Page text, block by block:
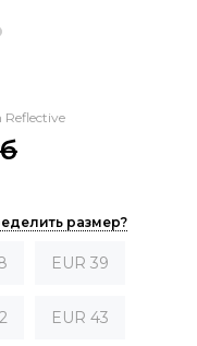
Reflective
размер?
EUR 39
EUR 43